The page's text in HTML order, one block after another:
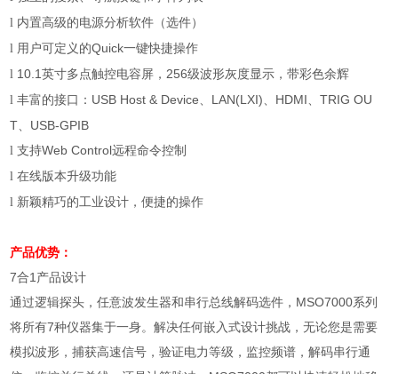
l 内置高级的电源分析软件（选件）
l 用户可定义的Quick一键快捷操作
l 10.1英寸多点触控电容屏， 256级波形灰度显示，带彩色余辉
l 丰富的接口： USB Host & Device LAN(LXI) HDMI 、TRIG OU
T
USB-GPIB
l 支持Web Control远程命令控制
l 在线版本升级功能
l 新颖精巧的工业设计，便捷的操作
产品优势：
7合1 产品设计
通过逻辑探头，任意波发生器和串行总线解码选件， MSO7000系列
将所有7种仪器集于一身。解决任何嵌入式设计挑战，无论您是需要
模拟波形，捕获高速信号，验证电力等级，监控频谱，解码串行通